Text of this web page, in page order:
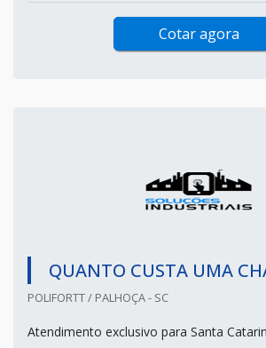
Cotar agora
QUANTO CUSTA UMA
POLIFORTT / PALHOÇA - SC
Atendimento exclusivo para Santa